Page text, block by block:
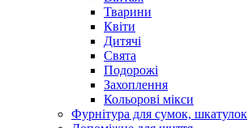
Тварини
Квіти
Дитячі
Свята
Подорожі
Захоплення
Кольорові мікси
Фурнітура для сумок, шкатулок